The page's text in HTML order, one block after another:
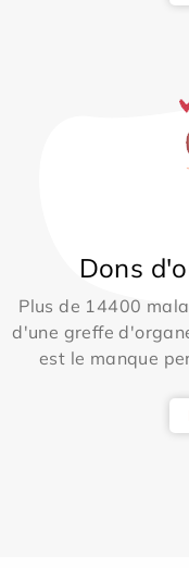
Dons
Plus de 14400
d'une greffe
est le manque